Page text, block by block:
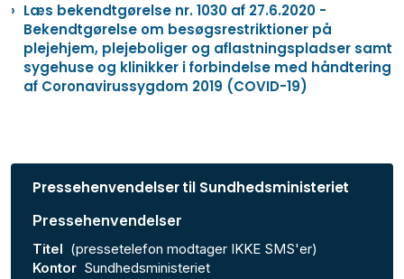
Læs bekendtgørelse nr. 1030 af 27.6.2020 -
Bekendtgørelse om besøgsrestriktioner på
plejehjem, plejeboliger og aflastningspladser samt
sygehuse og klinikker i forbindelse med håndtering
af Coronavirussygdom 2019 (COVID-19)
Pressehenvendelser til Sundhedsministeriet
Pressehenvendelser
Titel (pressetelefon modtager IKKE SMS'er)
Kontor Sundhedsministeriet